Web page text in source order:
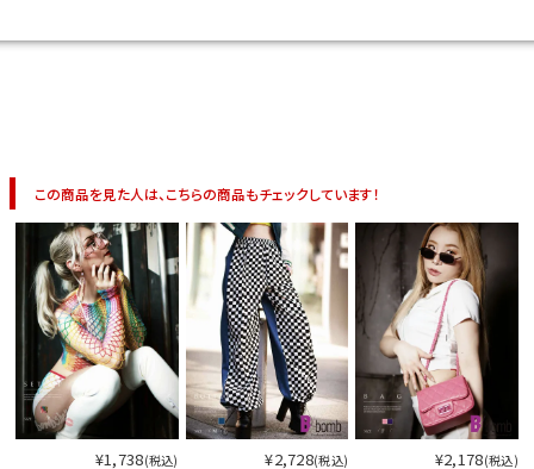
この商品を見た人は、こちらの商品もチェックしています！
¥1,738(税込) ¥2,728(税込) ¥2,178(税込)